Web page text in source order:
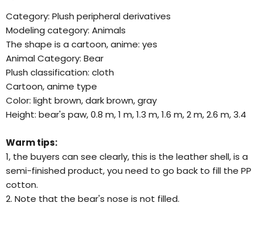
Category: Plush peripheral derivatives
Modeling category: Animals
The shape is a cartoon, anime: yes
Animal Category: Bear
Plush classification: cloth
Cartoon, anime type
Color: light brown, dark brown, gray
Height: bear's paw, 0.8 m, 1 m, 1.3 m, 1.6 m, 2 m, 2.6 m, 3.4
Warm tips:
1, the buyers can see clearly, this is the leather shell, is a
semi-finished product, you need to go back to fill the PP
cotton.
2. Note that the bear's nose is not filled.